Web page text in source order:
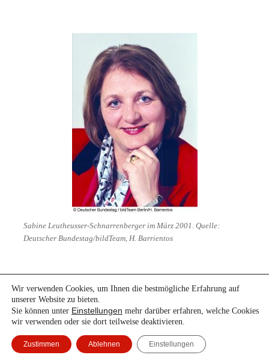
Sabine Leutheusser-Schnarrenberger im März 2001. Quelle:
Deutscher Bundestag/bildTeam, H. Barrientos
Sabine Leutheusser-Schnarrenberger,geboren am 26.
Juli 1951 in Minden
Funktion: Stellvertretendes Mitglied der Enquete-
Wir verwenden Cookies, um Ihnen die bestmögliche Erfahrung auf
unserer Website zu bieten.
Sie können unter Einstellungen mehr darüber erfahren, welche Cookies
wir verwenden oder sie dort teilweise deaktivieren.
Zustimmen Ablehnen Einstellungen